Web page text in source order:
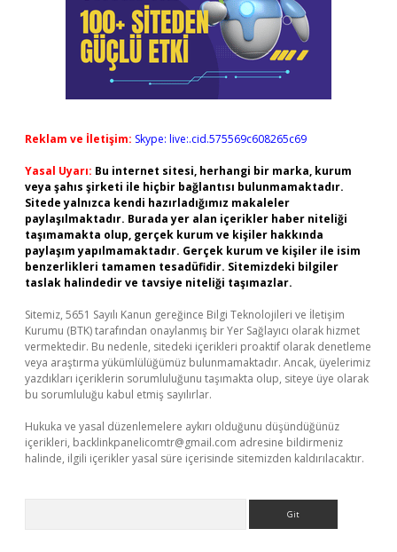
Reklam ve İletişim: Skype: live:.cid.575569c608265c69
Yasal Uyarı: Bu internet sitesi, herhangi bir marka, kurum
veya şahıs şirketi ile hiçbir bağlantısı bulunmamaktadır.
Sitede yalnızca kendi hazırladığımız makaleler
paylaşılmaktadır. Burada yer alan içerikler haber niteliği
taşımamakta olup, gerçek kurum ve kişiler hakkında
paylaşım yapılmamaktadır. Gerçek kurum ve kişiler ile isim
benzerlikleri tamamen tesadüfidir. Sitemizdeki bilgiler
taslak halindedir ve tavsiye niteliği taşımazlar.
Sitemiz, 5651 Sayılı Kanun gereğince Bilgi Teknolojileri ve İletişim
Kurumu (BTK) tarafından onaylanmış bir Yer Sağlayıcı olarak hizmet
vermektedir. Bu nedenle, sitedeki içerikleri proaktif olarak denetleme
veya araştırma yükümlülüğümüz bulunmamaktadır. Ancak, üyelerimiz
yazdıkları içeriklerin sorumluluğunu taşımakta olup, siteye üye olarak
bu sorumluluğu kabul etmiş sayılırlar.
Hukuka ve yasal düzenlemelere aykırı olduğunu düşündüğünüz
içerikleri, backlinkpanelicomtr@gmail.com adresine bildirmeniz
halinde, ilgili içerikler yasal süre içerisinde sitemizden kaldırılacaktır.